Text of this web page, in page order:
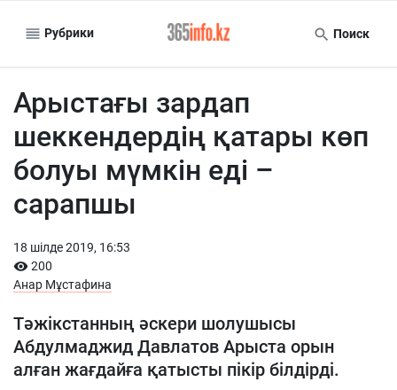
Рубрики Поиск
Арыстағы зардап
шеккендердің қатары көп
болуы мүмкін еді –
сарапшы
18 шiлде 2019, 16:53
200
Анар Мұстафина
Тәжікстанның әскери шолушысы
Абдулмаджид Давлатов Арыста орын
алған жағдайға қатысты пікір білдірді.